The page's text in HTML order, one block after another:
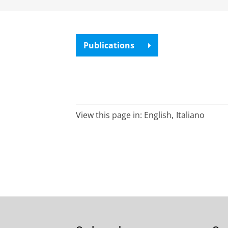
Publications
View this page in: English Italiano